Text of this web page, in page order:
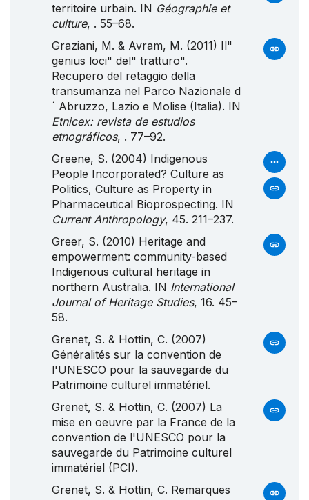
territoire urbain. IN Géographie et
culture, . 55–68.
Graziani, M. & Avram, M. (2011) Il"
genius loci" del" tratturo".
Recupero del retaggio della
transumanza nel Parco Nazionale d
´ Abruzzo, Lazio e Molise (Italia). IN
Etnicex: revista de estudios
etnográficos, . 77–92.
Greene, S. (2004) Indigenous
People Incorporated? Culture as
Politics, Culture as Property in
Pharmaceutical Bioprospecting. IN
Current Anthropology, 45. 211–237.
Greer, S. (2010) Heritage and
empowerment: community-based
Indigenous cultural heritage in
northern Australia. IN International
Journal of Heritage Studies, 16. 45–
58.
Grenet, S. & Hottin, C. (2007)
Généralités sur la convention de
l'UNESCO pour la sauvegarde du
Patrimoine culturel immatériel.
Grenet, S. & Hottin, C. (2007) La
mise en oeuvre par la France de la
convention de l'UNESCO pour la
sauvegarde du Patrimoine culturel
immatériel (PCI).
Grenet, S. & Hottin, C. Remarques